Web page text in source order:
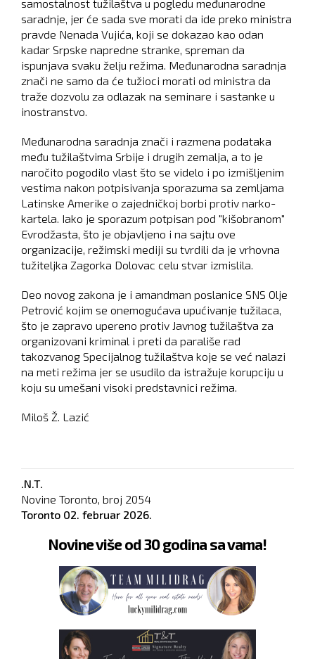
samostalnost tužilaštva u pogledu međunarodne
saradnje, jer će sada sve morati da ide preko ministra
pravde Nenada Vujića, koji se dokazao kao odan
kadar Srpske napredne stranke, spreman da
ispunjava svaku želju režima. Međunarodna saradnja
znači ne samo da će tužioci morati od ministra da
traže dozvolu za odlazak na seminare i sastanke u
inostranstvo.
Međunarodna saradnja znači i razmena podataka
među tužilaštvima Srbije i drugih zemalja, a to je
naročito pogodilo vlast što se videlo i po izmišljenim
vestima nakon potpisivanja sporazuma sa zemljama
Latinske Amerike o zajedničkoj borbi protiv narko-
kartela. Iako je sporazum potpisan pod "kišobranom"
Evrodžasta, što je objavljeno i na sajtu ove
organizacije, režimski mediji su tvrdili da je vrhovna
tužiteljka Zagorka Dolovac celu stvar izmislila.
Deo novog zakona je i amandman poslanice SNS Olje
Petrović kojim se onemogućava upućivanje tužilaca,
što je zapravo upereno protiv Javnog tužilaštva za
organizovani kriminal i preti da parališe rad
takozvanog Specijalnog tužilaštva koje se već nalazi
na meti režima jer se usudilo da istražuje korupciju u
koju su umešani visoki predstavnici režima.
Miloš Ž. Lazić
.N.T.
Novine Toronto, broj 2054
Toronto 02. februar 2026.
Novine više od 30 godina sa vama!